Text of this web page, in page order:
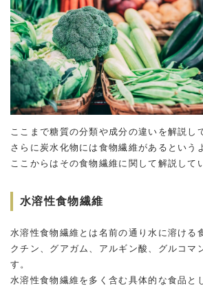
ここまで糖質の分類や成分の違いを解説し
さらに炭水化物には食物繊維があるという
ここからはその食物繊維に関して解説して
水溶性食物繊維
水溶性食物繊維とは名前の通り水に溶ける
クチン、グアガム、アルギン酸、グルコマ
す。
水溶性食物繊維を多く含む具体的な食品と